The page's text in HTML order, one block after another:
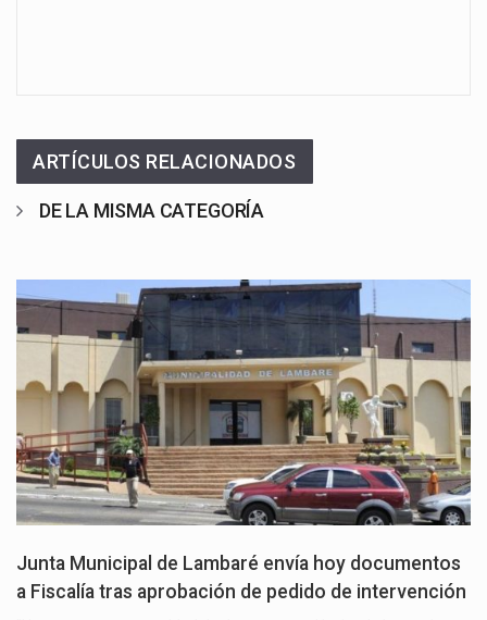
ARTÍCULOS RELACIONADOS
DE LA MISMA CATEGORÍA
Junta Municipal de Lambaré envía hoy documentos
a Fiscalía tras aprobación de pedido de intervención